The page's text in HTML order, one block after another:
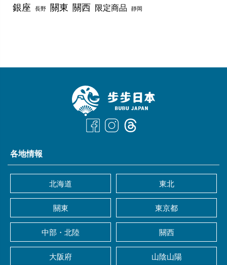
銀座 長野 關東 關西 限定商品 靜岡
各地情報
北海道 東北
關東 東京都
中部・北陸 關西
大阪府 山陰山陽